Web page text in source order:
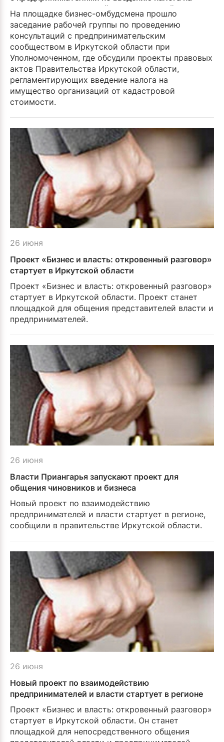
имущество организаций от кадастровой
стоимости
На площадке бизнес-омбудсмена прошло
заседание рабочей группы по проведению
консультаций с предпринимательским
сообществом в Иркутской области при
Уполномоченном, где обсудили проекты правовых
актов Правительства Иркутской области,
регламентирующих введение налога на
имущество организаций от кадастровой
стоимости.
26 июня
Проект «Бизнес и власть: откровенный разговор»
стартует в Иркутской области
Проект «Бизнес и власть: откровенный разговор»
стартует в Иркутской области. Проект станет
площадкой для общения представителей власти и
предпринимателей.
26 июня
Власти Приангарья запускают проект для
общения чиновников и бизнеса
Новый проект по взаимодействию
предпринимателей и власти стартует в регионе,
сообщили в правительстве Иркутской области.
26 июня
Новый проект по взаимодействию
предпринимателей и власти стартует в регионе
Проект «Бизнес и власть: откровенный разговор»
стартует в Иркутской области. Он станет
площадкой для непосредственного общения